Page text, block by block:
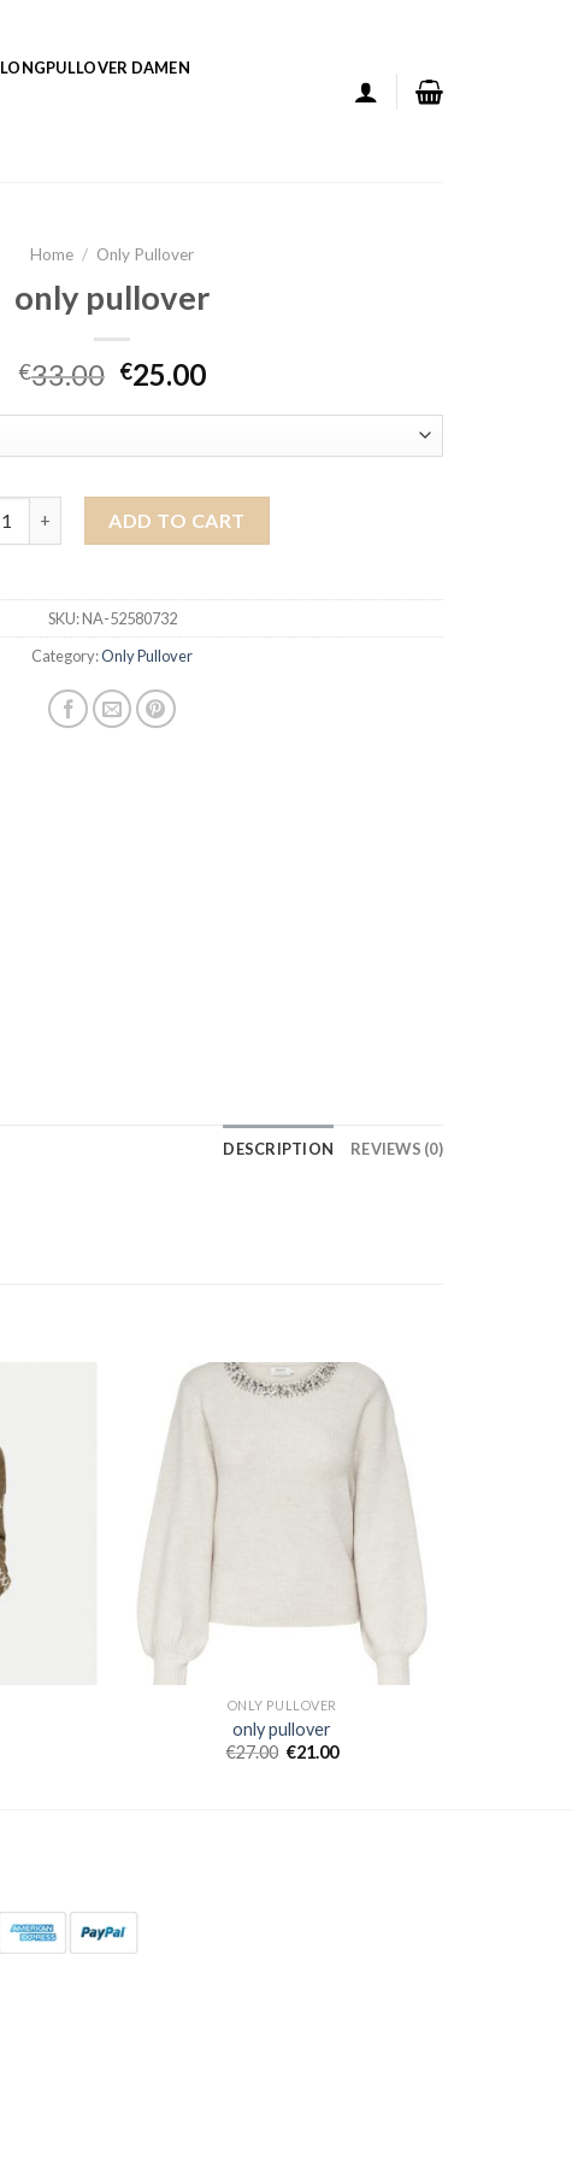
LONGPULLOVER DAMEN
Home / Only Pullover
only pullover
€33.00 €25.00
ADD TO CART
SKU:NA-52580732
Category:Only Pullover
DESCRIPTION REVIEWS (0)
ONLY PULLOVER
only pullover
€27.00 €21.00